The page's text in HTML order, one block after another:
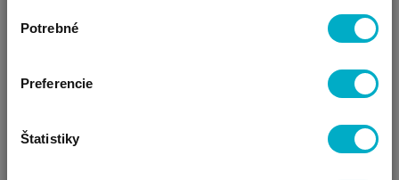
súhlasu
Potrebné
Preferencie
Štatistiky
detské ponožky
Teplákové nohavice